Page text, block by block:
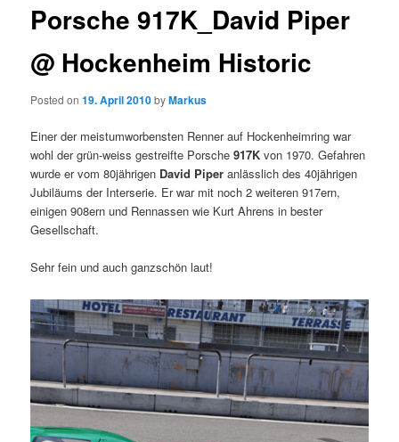
Porsche 917K_David Piper
@ Hockenheim Historic
Posted on19. April 2010byMarkus
Einer der meistumworbensten Renner auf Hockenheimring war
wohl der grün-weiss gestreifte Porsche917K von 1970. Gefahren
wurde er vom 80jährigen David Piper anlässlich des 40jährigen
Jubiläums der Interserie. Er war mit noch 2 weiteren 917ern,
einigen 908ern und Rennassen wie Kurt Ahrens in bester
Gesellschaft.
Sehr fein und auch ganzschön laut!